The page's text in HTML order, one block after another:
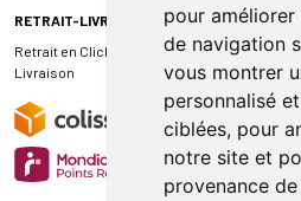
pour
de navigation
vous montrer
personnalisé
ciblées, pour
notre site et
provenance
RETRAIT-LIVRAISON
Retrait en Click & Collect
Livraison